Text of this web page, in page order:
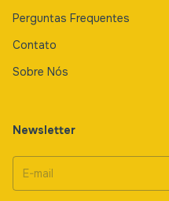
Perguntas Frequentes
Contato
Sobre Nós
Newsletter